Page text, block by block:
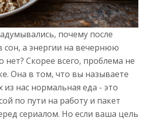
почему после
сон, а энергии на вечернюю
нет? Скорее всего, проблема не
Она в том, что вы называете
из нас нормальная еда - это
по пути на работу и пакет
сериалом. Но если ваша цель